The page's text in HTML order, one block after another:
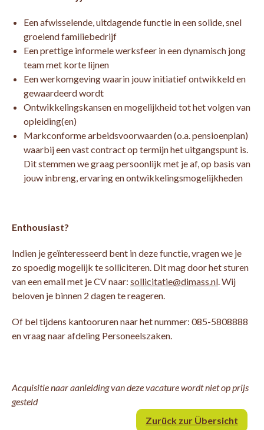
Een afwisselende, uitdagende functie in een solide, snel
groeiend familiebedrijf
Een prettige informele werksfeer in een dynamisch jong
team met korte lijnen
Een werkomgeving waarin jouw initiatief ontwikkeld en
gewaardeerd wordt
Ontwikkelingskansen en mogelijkheid tot het volgen van
opleiding(en)
Markconforme arbeidsvoorwaarden (o.a. pensioenplan)
waarbij een vast contract op termijn het uitgangspunt is.
Dit stemmen we graag persoonlijk met je af, op basis van
jouw inbreng, ervaring en ontwikkelingsmogelijkheden
Enthousiast?
Indien je geïnteresseerd bent in deze functie, vragen we je
zo spoedig mogelijk te solliciteren. Dit mag door het sturen
van een email met je CV naar: sollicitatie@dimass.nl. Wij
beloven je binnen 2 dagen te reageren.
Of bel tijdens kantooruren naar het nummer: 085-5808888
en vraag naar afdeling Personeelszaken.
Acquisitie naar aanleiding van deze vacature wordt niet op prijs
gesteld
Zurück zur Übersicht